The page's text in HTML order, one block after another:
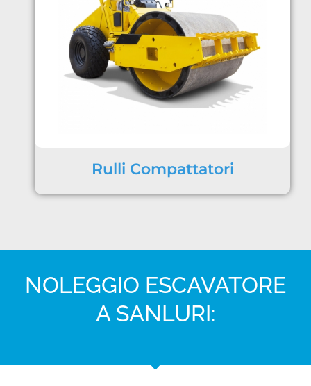
Rulli Compattatori
NOLEGGIO ESCAVATORE
A SANLURI: